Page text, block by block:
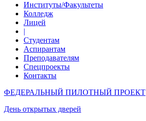
Институты/Факультеты
Колледж
Лицей
|
Студентам
Аспирантам
Преподавателям
Спецпроекты
Контакты
ФЕДЕРАЛЬНЫЙ ПИЛОТНЫЙ ПРОЕКТ
День открытых дверей